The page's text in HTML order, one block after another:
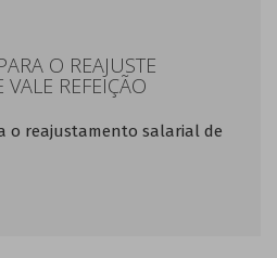
O REAJUSTE
VALE REFEIÇÃO
o reajustamento salarial de